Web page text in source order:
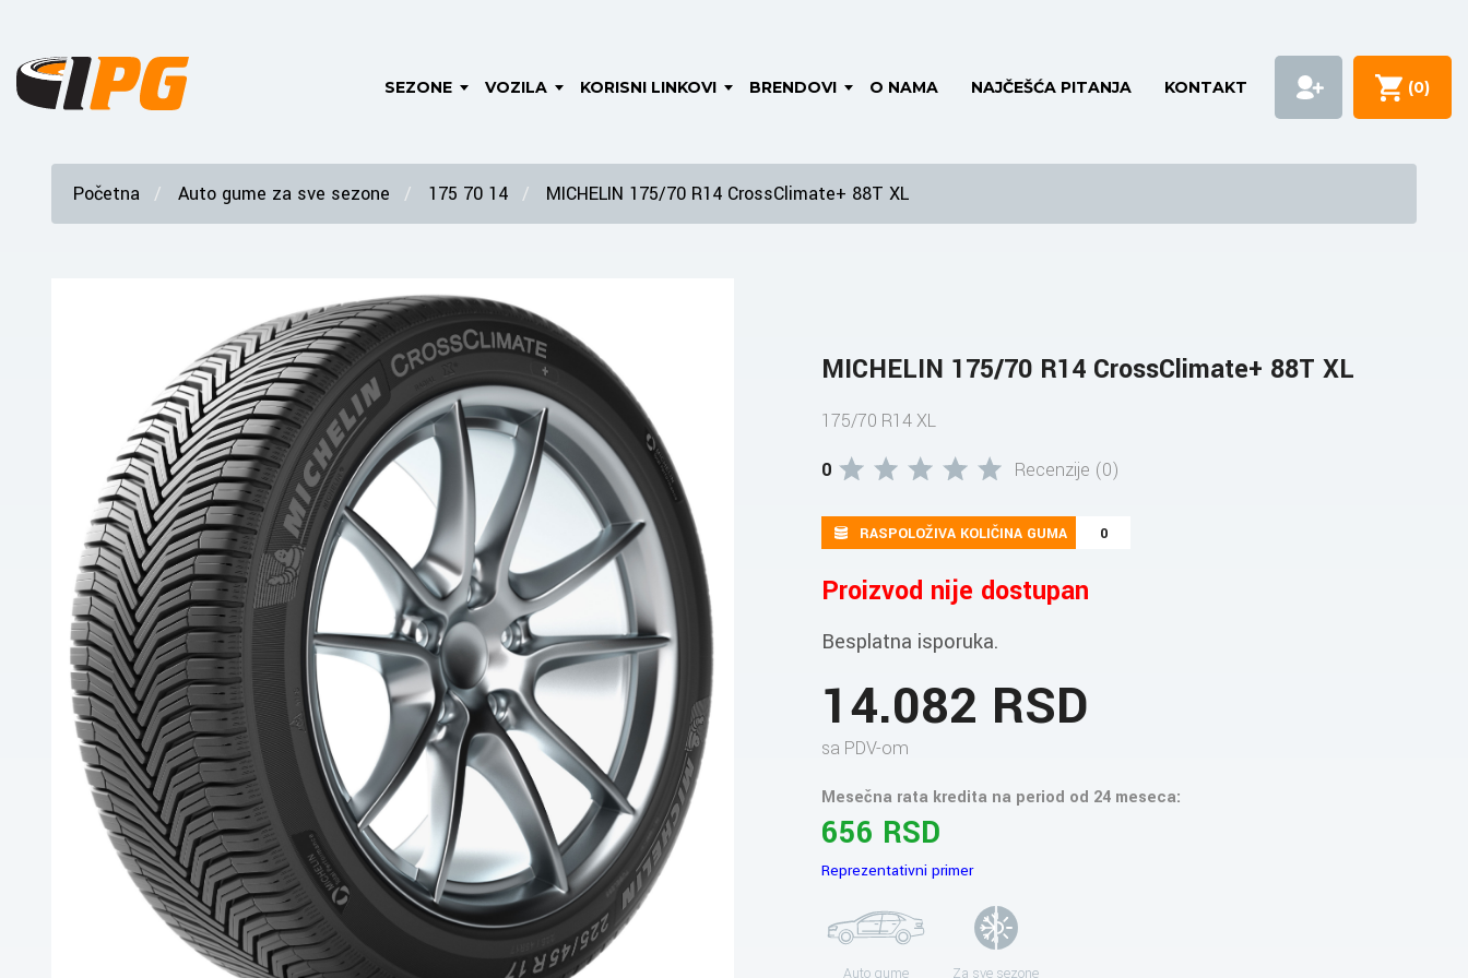
SEZONE VOZILA KORISNI LINKOVI BRENDOVI O NAMA NAJČEŠĆA PITANJA KONTAKT (0)
Početna Auto gume za sve sezone 175 70 14 MICHELIN 175/70 R14 CrossClimate+ 88T XL
MICHELIN 175/70 R14 CrossClimate+ 88T XL
175/70 R14 XL
0
Recenzije (0)
RASPOLOŽIVA KOLIČINA GUMA 0
Proizvod nije dostupan
Besplatna isporuka.
14.082 RSD
sa PDV-om
Mesečna rata kredita na period od 24 meseca:
656 RSD
Reprezentativni primer
Auto gume Za sve sezone